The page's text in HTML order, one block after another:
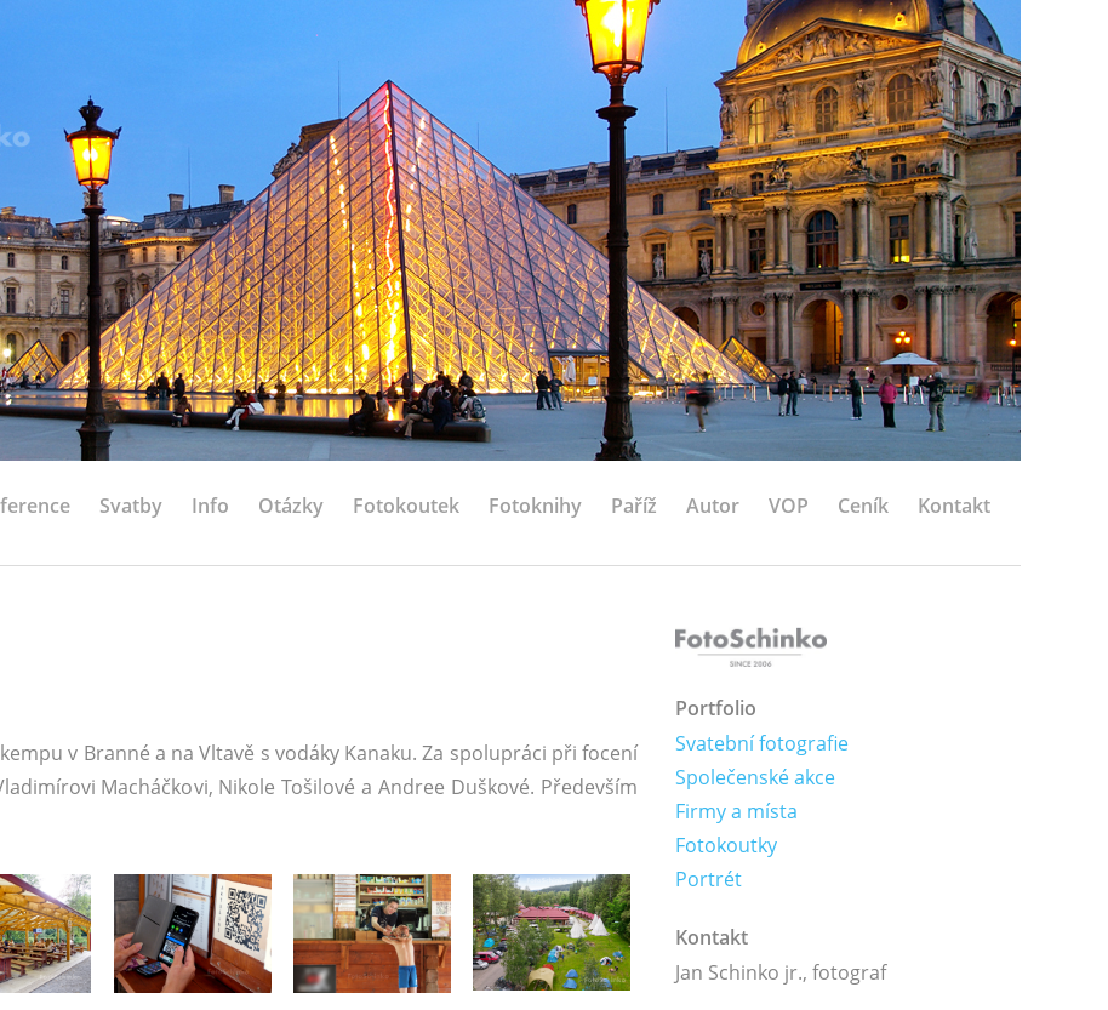
Svatby Info Otázky Fotokoutek Fotoknihy Paříž Autor VOP Ceník Kontakt
v Branné a na Vltavě s vodáky Kanaku. Za spolupráci při focení
Macháčkovi, Nikole Tošilové a Andree Duškové. Především
Portfolio
Svatební fotografie
Společenské akce
Firmy a místa
Fotokoutky
Portrét
Kontakt
Jan Schinko jr., fotograf